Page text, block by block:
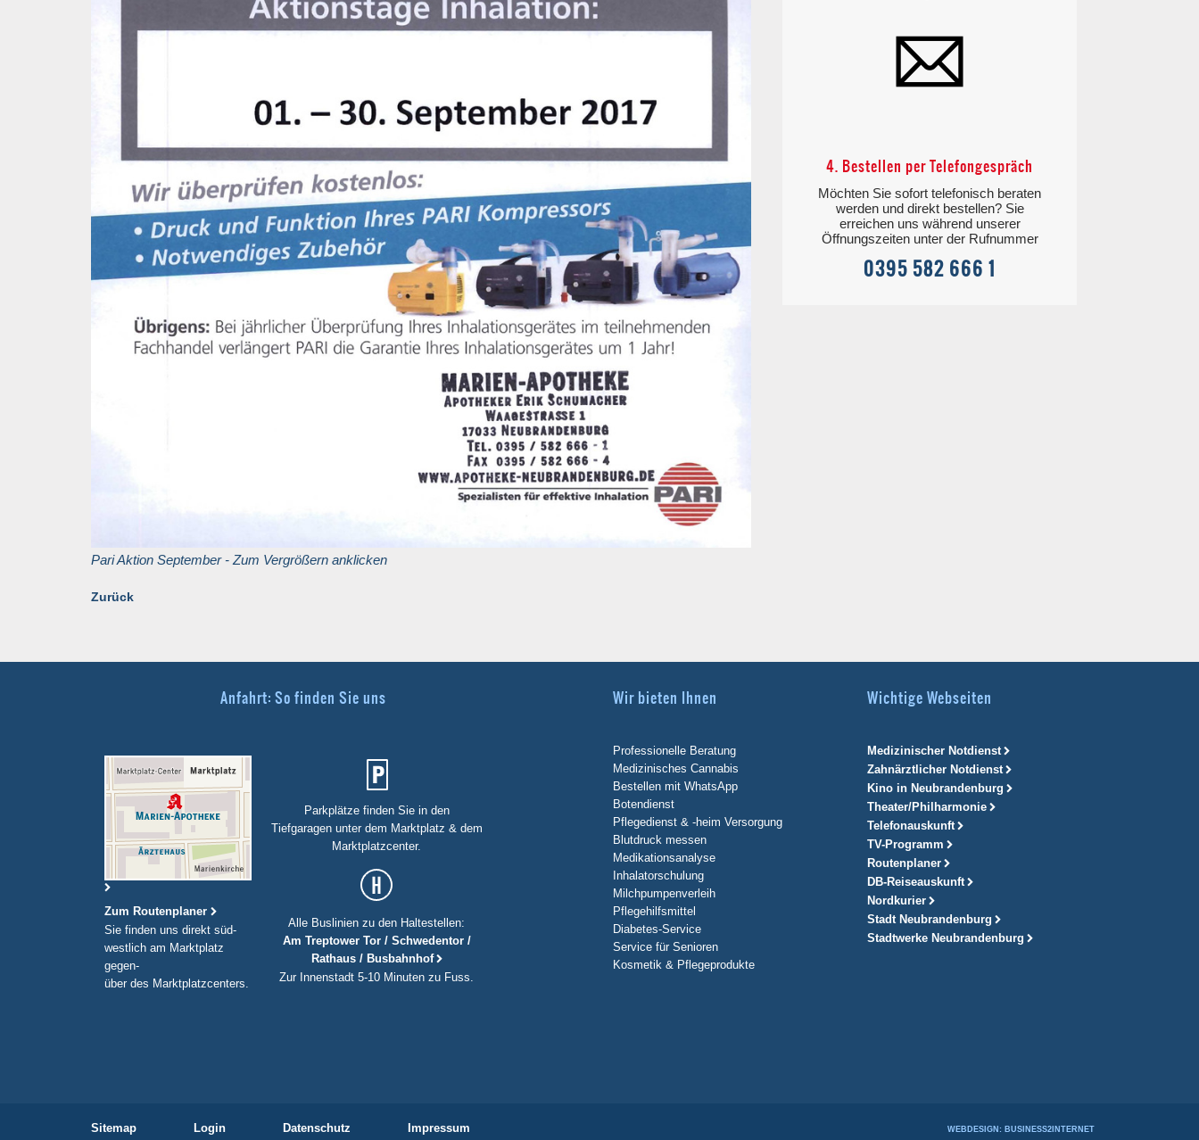
Pari Aktion September - Zum Vergrößern anklicken
Zurück
4. Bestellen per Telefongespräch
Möchten Sie sofort telefonisch beraten
werden und direkt bestellen? Sie
erreichen uns während unserer
Öffnungszeiten unter der Rufnummer
0395 582 666 1
Anfahrt: So finden Sie uns
Zum Routenplaner
Sie finden uns direkt süd-
westlich am Marktplatz
gegen-
über des Marktplatzcenters.
Parkplätze finden Sie in den
Tiefgaragen unter dem Marktplatz & dem
Marktplatzcenter.
Alle Buslinien zu den Haltestellen:
Am Treptower Tor / Schwedentor /
Rathaus / Busbahnhof
Zur Innenstadt 5-10 Minuten zu Fuss.
Wir bieten Ihnen
Professionelle Beratung
Medizinisches Cannabis
Bestellen mit WhatsApp
Botendienst
Pflegedienst & -heim Versorgung
Blutdruck messen
Medikationsanalyse
Inhalatorschulung
Milchpumpenverleih
Pflegehilfsmittel
Diabetes-Service
Service für Senioren
Kosmetik & Pflegeprodukte
Wichtige Webseiten
Medizinischer Notdienst
Zahnärztlicher Notdienst
Kino in Neubrandenburg
Theater/Philharmonie
Telefonauskunft
TV-Programm
Routenplaner
DB-Reiseauskunft
Nordkurier
Stadt Neubrandenburg
Stadtwerke Neubrandenburg
Sitemap Login Datenschutz Impressum WEBDESIGN: BUSINESS2INTERNET